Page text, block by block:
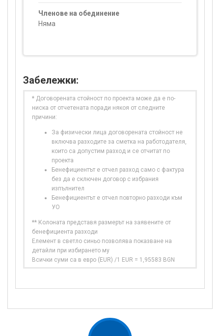
Членове на обединение
Няма
Забележки:
* Договорената стойност по проекта може да е по-
ниска от отчетената поради някоя от следните
причини:
За физически лица договорената стойност не
включва разходите за сметка на работодателя,
които са допустим разход и се отчитат по
проекта
Бенефициентът е отчел разход само с фактура
без да е сключен договор с избрания
изпълнител
Бенефициентът е отчел повторно разходи към
УО
** Колоната представя размерът на заявените от
бенефициента разходи
Елемент в светло синьо позволява показване на
детайли при избирането му
Всички суми са в евро (EUR) /1 EUR = 1,95583 BGN